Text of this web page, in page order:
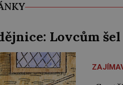
Lovcům